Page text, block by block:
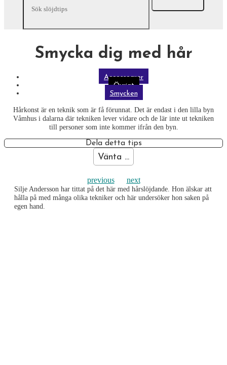
Smycka dig med hår
Accessoarer
Övrigt
Smycken
Hårkonst är en teknik som är få förunnat. Det är endast i den lilla byn
Våmhus i dalarna där tekniken lever vidare och de lär inte ut tekniken
till personer som inte kommer ifrån den byn.
Dela detta tips
Vänta ...
previous next
Silje Andersson har tittat på det här med hårslöjdande. Hon älskar att
hålla på med många olika tekniker och här undersöker hon saken på
egen hand.